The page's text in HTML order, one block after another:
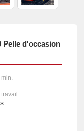
Pelle d'occasion